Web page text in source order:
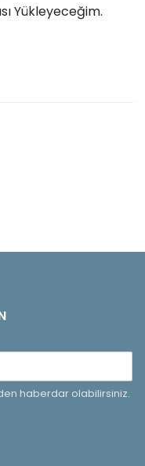
Yükleyeceğim.
haberdar olabilirsiniz.